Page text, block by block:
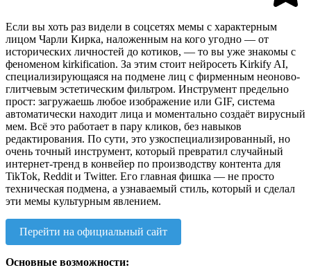
Если вы хоть раз видели в соцсетях мемы с характерным
лицом Чарли Кирка, наложенным на кого угодно — от
исторических личностей до котиков, — то вы уже знакомы с
феноменом kirkification. За этим стоит нейросеть Kirkify AI,
специализирующаяся на подмене лиц с фирменным неоново-
глитчевым эстетическим фильтром. Инструмент предельно
прост: загружаешь любое изображение или GIF, система
автоматически находит лица и моментально создаёт вирусный
мем. Всё это работает в пару кликов, без навыков
редактирования. По сути, это узкоспециализированный, но
очень точный инструмент, который превратил случайный
интернет-тренд в конвейер по производству контента для
TikTok, Reddit и Twitter. Его главная фишка — не просто
техническая подмена, а узнаваемый стиль, который и сделал
эти мемы культурным явлением.
Перейти на официальный сайт
Основные возможности: